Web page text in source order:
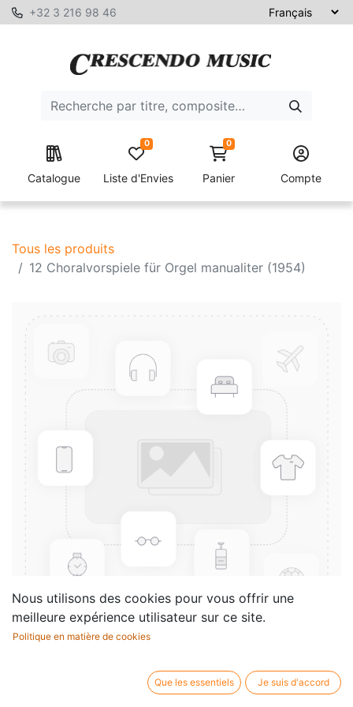
+32 3 216 98 46
Catalogue Liste d'Envies
0 0
Panier Compte
Tous les produits
12 Choralvorspiele für Orgel manualiter (1954)
12 Choralvorspiele für Orgel
manualiter (1954)
Nous utilisons des cookies pour vous offrir une
meilleure expérience utilisateur sur ce site.
Politique en matière de cookies
Que les essentiels Je suis d'accord